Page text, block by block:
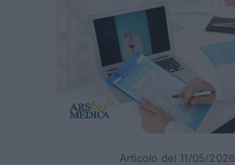
Articolo del 11/05/2026